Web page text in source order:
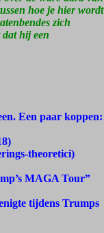
hoe je hier wordt
zich
dat hij een
Een paar koppen:
theoretici)
MAGA Tour”
tijdens Trumps